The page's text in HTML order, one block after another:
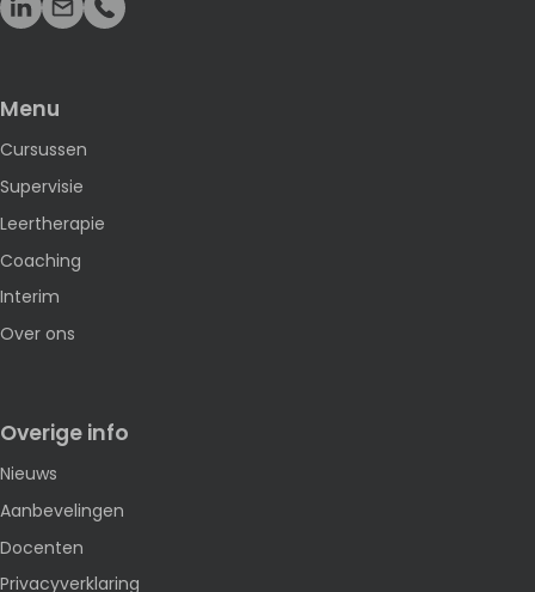
Menu
Cursussen
Supervisie
Leertherapie
Coaching
Interim
Over ons
Overige info
Nieuws
Aanbevelingen
Docenten
Privacyverklaring